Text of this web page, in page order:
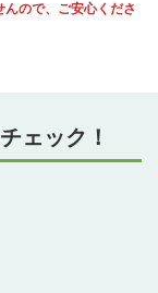
ので、ご安心くださ
ェック！